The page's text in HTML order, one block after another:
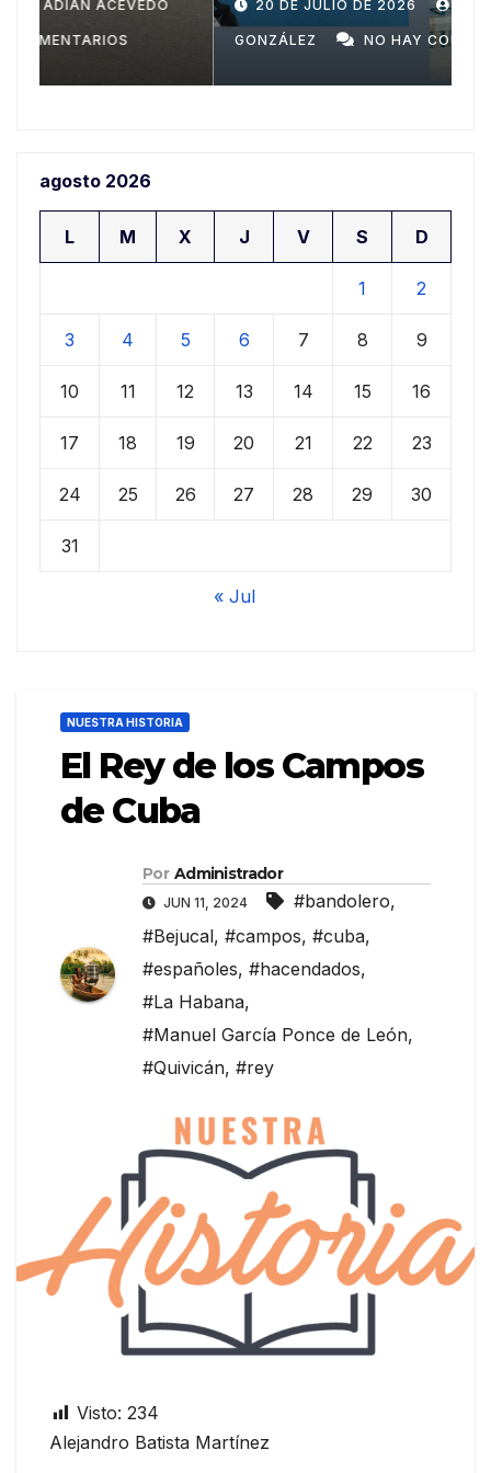
20 DE JULIO DE 2026 ADIAN ACEVEDO
GONZÁLEZ NO HAY COMENTARIOS
agosto 2026
L M X J V S D
1 2
3 4 5 6 7 8 9
10 11 12 13 14 15 16
17 18 19 20 21 22 23
24 25 26 27 28 29 30
31
« Jul
NUESTRA HISTORIA
El Rey de los Campos
de Cuba
Por Administrador
JUN 11, 2024 #bandolero,
#Bejucal, #campos, #cuba,
#españoles, #hacendados,
#La Habana,
#Manuel García Ponce de León,
#Quivicán, #rey
Visto: 234
Alejandro Batista Martínez